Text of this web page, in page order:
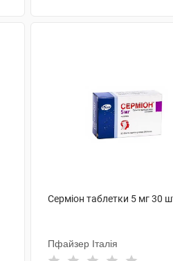
Серміон таблетки 5 мг 30
Пфайзер Італія